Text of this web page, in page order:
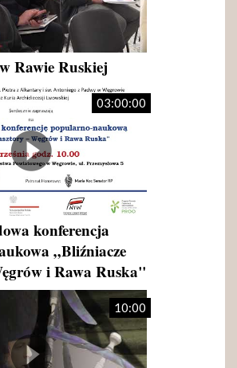
Rawie Ruskiej
03:00:00
konferencja
„Bliźniacze
i Rawa Ruska"
10:00